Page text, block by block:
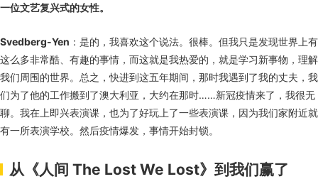
一位文艺复兴式的女性。
Svedberg-Yen ：是的，我喜欢这个说法。很棒。但我只是发现世界上有
这么多非常酷、有趣的事情，而这就是我热爱的，就是学习新事物，理解
我们周围的世界。总之，快进到这五年期间，那时我遇到了我的丈夫，我
们为了他的工作搬到了澳大利亚，大约在那时……新冠疫情来了，我很无
聊。我在上即兴表演课，也为了好玩上了一些表演课，因为我们家附近就
有一所表演学校。然后疫情爆发，事情开始封锁。
从《人间 The Lost We Lost》到我们赢了